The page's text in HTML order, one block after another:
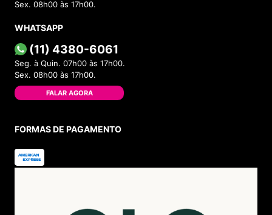
Sex. 08h00 às 17h00.
WHATSAPP
(11) 4380-6061
Seg. à Quin. 07h00 às 17h00.
Sex. 08h00 às 17h00.
FALAR AGORA
FORMAS DE PAGAMENTO